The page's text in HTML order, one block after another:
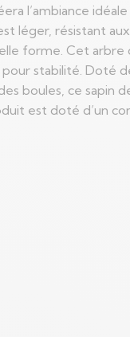
l’ambiance
léger, résistant
forme. Cet
stabilité. Doté
boules, ce sapin
est doté d’un